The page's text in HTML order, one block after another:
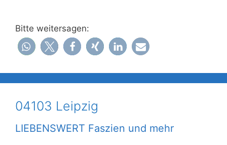
Bitte weitersagen:
04103 Leipzig
LIEBENSWERT Faszien und mehr